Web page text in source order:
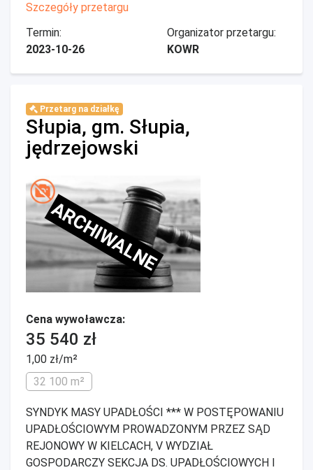
Szczegóły przetargu
Termin:
2023-10-26
Organizator przetargu:
KOWR
Przetarg na działkę
Słupia, gm. Słupia,
jędrzejowski
ARCHIWALNE
Cena wywoławcza:
35 540 zł
1,00 zł/m²
32 100 m²
SYNDYK MASY UPADŁOŚCI *** W POSTĘPOWANIU
UPADŁOŚCIOWYM PROWADZONYM PRZEZ SĄD
REJONOWY W KIELCACH, V WYDZIAŁ
GOSPODARCZY SEKCJA DS. UPADŁOŚCIOWYCH I